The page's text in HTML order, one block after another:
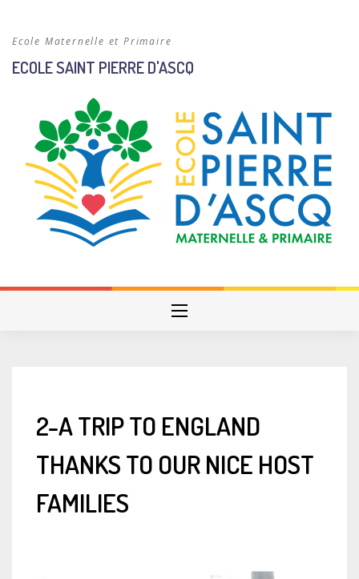
Ecole Maternelle et Primaire
ECOLE SAINT PIERRE D'ASCQ
2-A TRIP TO ENGLAND
THANKS TO OUR NICE HOST
FAMILIES